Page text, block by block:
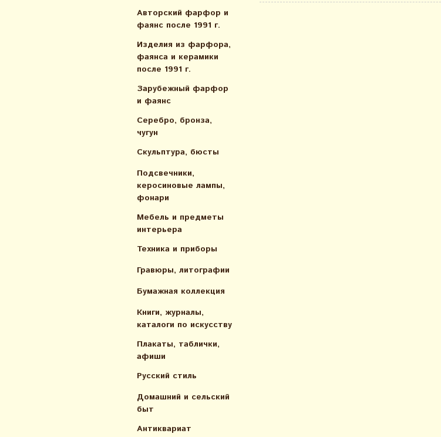
Авторский фарфор и
фаянс после 1991 г.
Изделия из фарфора,
фаянса и керамики
после 1991 г.
Зарубежный фарфор
и фаянс
Серебро, бронза,
чугун
Скульптура, бюсты
Подсвечники,
керосиновые лампы,
фонари
Мебель и предметы
интерьера
Техника и приборы
Гравюры, литографии
Бумажная коллекция
Книги, журналы,
каталоги по искусcтву
Плакаты, таблички,
афиши
Русский стиль
Домашний и сельский
быт
Антиквариат